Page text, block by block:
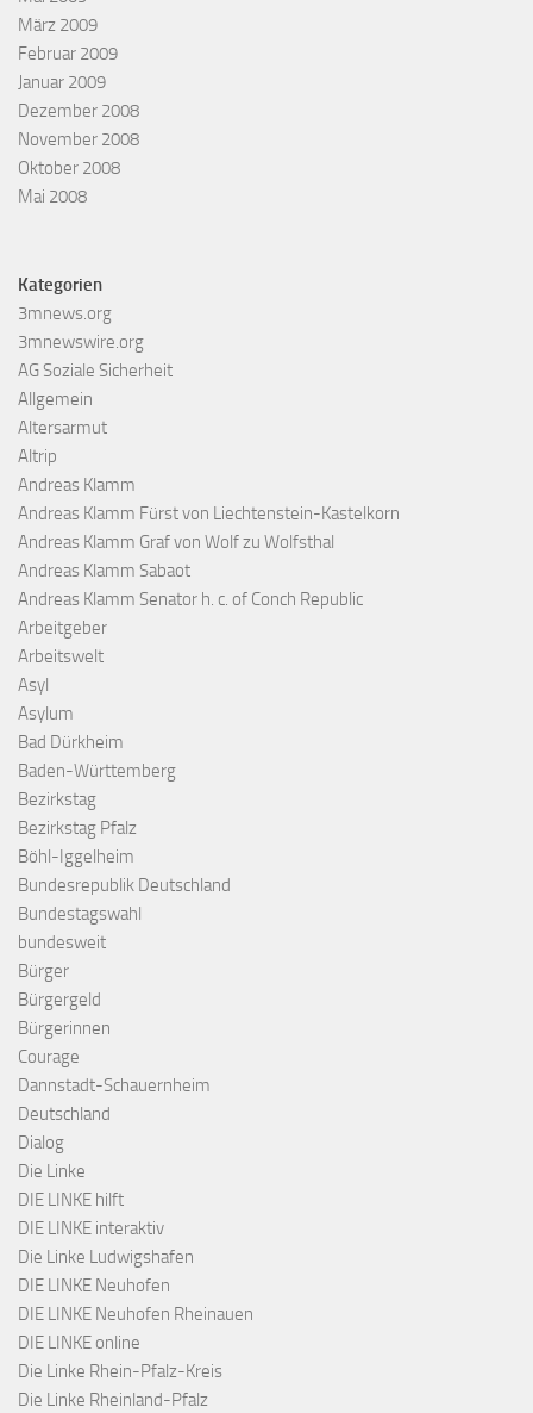
März 2009
Februar 2009
Januar 2009
Dezember 2008
November 2008
Oktober 2008
Mai 2008
Kategorien
3mnews.org
3mnewswire.org
AG Soziale Sicherheit
Allgemein
Altersarmut
Altrip
Andreas Klamm
Andreas Klamm Fürst von Liechtenstein-Kastelkorn
Andreas Klamm Graf von Wolf zu Wolfsthal
Andreas Klamm Sabaot
Andreas Klamm Senator h. c. of Conch Republic
Arbeitgeber
Arbeitswelt
Asyl
Asylum
Bad Dürkheim
Baden-Württemberg
Bezirkstag
Bezirkstag Pfalz
Böhl-Iggelheim
Bundesrepublik Deutschland
Bundestagswahl
bundesweit
Bürger
Bürgergeld
Bürgerinnen
Courage
Dannstadt-Schauernheim
Deutschland
Dialog
Die Linke
DIE LINKE hilft
DIE LINKE interaktiv
Die Linke Ludwigshafen
DIE LINKE Neuhofen
DIE LINKE Neuhofen Rheinauen
DIE LINKE online
Die Linke Rhein-Pfalz-Kreis
Die Linke Rheinland-Pfalz